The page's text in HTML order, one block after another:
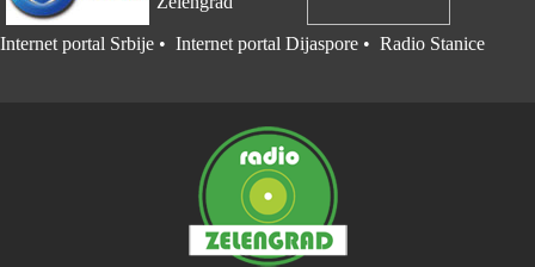
Internet portal Srbije • Internet portal Dijaspore • Radio Stanice